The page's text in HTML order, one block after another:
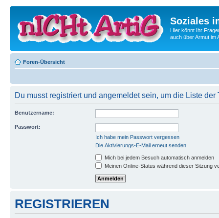
Soziales
Hier könnt Ihr
auch über Armut im
Foren-Übersicht
Du musst registriert und angemeldet sein, um die Liste
Benutzername:
Passwort:
Ich habe mein Passwort vergessen
Die Aktivierungs-E-Mail erneut senden
Mich bei jedem Besuch automatisch anmelden
Meinen Online-Status während dieser Sitzung
REGISTRIEREN